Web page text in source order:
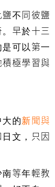
不同彼鹽
早於十三
可以第一
極學習與
的新聞與
日文，只因
南等年輕教